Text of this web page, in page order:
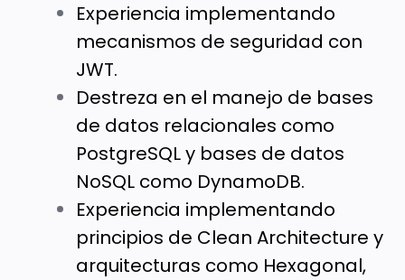
Experiencia implementando
mecanismos de seguridad con
JWT.
Destreza en el manejo de bases
de datos relacionales como
PostgreSQL y bases de datos
NoSQL como DynamoDB.
Experiencia implementando
principios de Clean Architecture y
arquitecturas como Hexagonal,